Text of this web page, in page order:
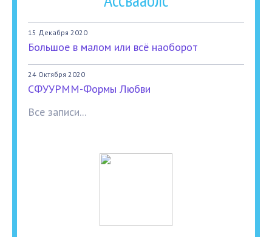
15 Декабря 2020
Большое в малом или всё наоборот
24 Октября 2020
СФУУРММ-Формы Любви
Все записи...